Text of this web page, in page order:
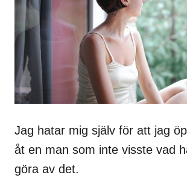
Jag hatar mig själv för att jag
åt en man som inte visste vad
göra av det.